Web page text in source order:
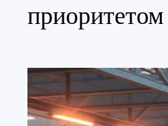
приоритетом